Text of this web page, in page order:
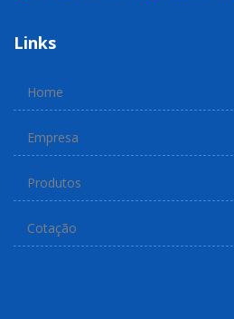
Links
Home
Empresa
Produtos
Cotação